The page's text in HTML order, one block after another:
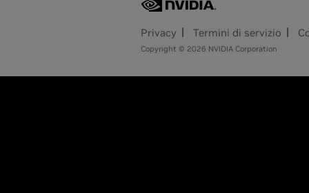
Privacy Termini di servizio
Copyright © 2026 NVIDIA Corporation